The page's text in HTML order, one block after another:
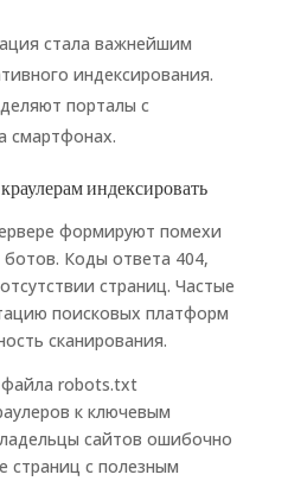
стала важнейшим
индексирования.
порталы с
смартфонах.
индексировать
формируют помехи
Коды ответа 404,
страниц. Частые
поисковых платформ
сканирования.
robots.txt
к ключевым
сайтов ошибочно
страниц с полезным